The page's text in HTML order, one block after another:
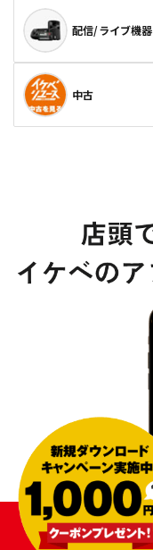
配信/ライブ機器
中古